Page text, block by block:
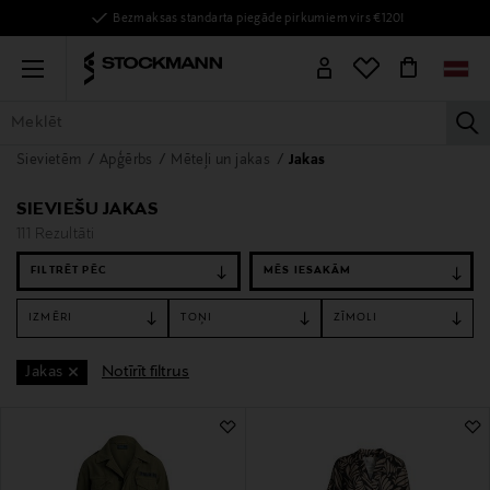
Bezmaksas standarta piegāde pirkumiem virs €120!
Menu
VISAS PRECES SIEVIETĒM VĪRIEŠIEM
Sievietēm Apģērbs Mēteļi un jakas Jakas
SIEVIEŠU JAKAS
111 Rezultāti
FILTRĒT PĒC
IZMĒRI TOŅI ZĪMOLI
Jakas Notīrīt filtrus